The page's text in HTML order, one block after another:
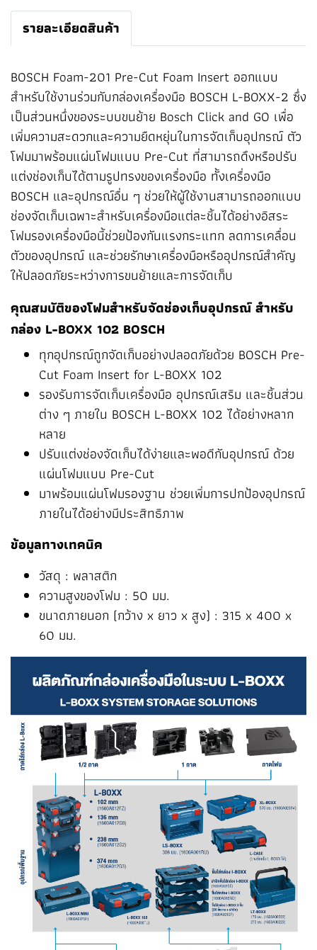
รายละเอียดสินค้า
BOSCH Foam-201 Pre-Cut Foam Insert ออกแบบ
สำหรับใช้งานร่วมกับกล่องเครื่องมือ BOSCH L-BOXX-2 ซึ่ง
เป็นส่วนหนึ่งของระบบขนย้าย Bosch Click and GO เพื่อ
เพิ่มความสะดวกและความยืดหยุ่นในการจัดเก็บอุปกรณ์ ตัว
โฟมมาพร้อมแผ่นโฟมแบบ Pre-Cut ที่สามารถดึงหรือปรับ
แต่งช่องเก็บได้ตามรูปทรงของเครื่องมือ ทั้งเครื่องมือ
BOSCH และอุปกรณ์อื่น ๆ ช่วยให้ผู้ใช้งานสามารถออกแบบ
ช่องจัดเก็บเฉพาะสำหรับเครื่องมือแต่ละชิ้นได้อย่างอิสระ
โฟมรองเครื่องมือนี้ช่วยป้องกันแรงกระแทก ลดการเคลื่อน
ตัวของอุปกรณ์ และช่วยรักษาเครื่องมือหรืออุปกรณ์สำคัญ
ให้ปลอดภัยระหว่างการขนย้ายและการจัดเก็บ
คุณสมบัติของโฟมสำหรับจัดช่องเก็บอุปกรณ์ สำหรับ
กล่อง L-BOXX 102 BOSCH
ทุกอุปกรณ์ถูกจัดเก็บอย่างปลอดภัยด้วย BOSCH Pre-
Cut Foam Insert for L-BOXX 102
รองรับการจัดเก็บเครื่องมือ อุปกรณ์เสริม และชิ้นส่วน
ต่าง ๆ ภายใน BOSCH L-BOXX 102 ได้อย่างหลาก
หลาย
ปรับแต่งช่องจัดเก็บได้ง่ายและพอดีกับอุปกรณ์ ด้วย
แผ่นโฟมแบบ Pre-Cut
มาพร้อมแผ่นโฟมรองฐาน ช่วยเพิ่มการปกป้องอุปกรณ์
ภายในได้อย่างมีประสิทธิภาพ
ข้อมูลทางเทคนิค
วัสดุ : พลาสติก
ความสูงของโฟม : 50 มม.
ขนาดภายนอก (กว้าง x ยาว x สูง) : 315 x 400 x
60 มม.